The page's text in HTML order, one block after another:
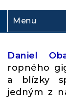
Menu
Daniel
ropného
a blízky
jedným z